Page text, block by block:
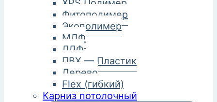
XPS Полимер
Фитополимер
Экополимер
МДФ
ЛДФ
ПВХ — Пластик
Дерево
Flex (гибкий)
Карниз потолочный